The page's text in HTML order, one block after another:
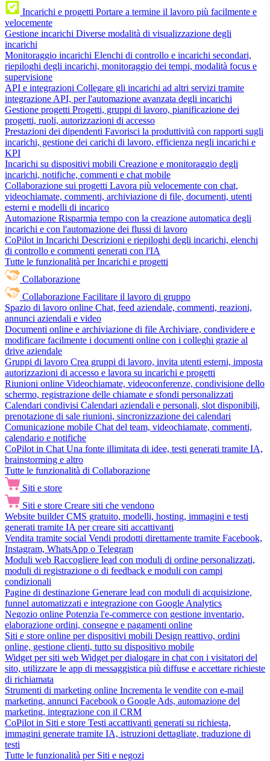
Incarichi e progetti Portare a termine il lavoro più facilmente e
velocemente
Gestione incarichi Diverse modalità di visualizzazione degli
incarichi
Monitoraggio incarichi Elenchi di controllo e incarichi secondari,
riepiloghi degli incarichi, monitoraggio dei tempi, modalità focus e
supervisione
API e integrazioni Collegare gli incarichi ad altri servizi tramite
integrazione API, per l'automazione avanzata degli incarichi
Gestione progetti Progetti, gruppi di lavoro, pianificazione dei
progetti, ruoli, autorizzazioni di accesso
Prestazioni dei dipendenti Favorisci la produttività con rapporti sugli
incarichi, gestione dei carichi di lavoro, efficienza negli incarichi e
KPI
Incarichi su dispositivi mobili Creazione e monitoraggio degli
incarichi, notifiche, commenti e chat mobile
Collaborazione sui progetti Lavora più velocemente con chat,
videochiamate, commenti, archiviazione di file, documenti, utenti
esterni e modelli di incarico
Automazione Risparmia tempo con la creazione automatica degli
incarichi e con l'automazione dei flussi di lavoro
CoPilot in Incarichi Descrizioni e riepiloghi degli incarichi, elenchi
di controllo e commenti generati con l'IA
Tutte le funzionalità per Incarichi e progetti
Collaborazione
Collaborazione Facilitare il lavoro di gruppo
Spazio di lavoro online Chat, feed aziendale, commenti, reazioni,
annunci aziendali e video
Documenti online e archiviazione di file Archiviare, condividere e
modificare facilmente i documenti online con i colleghi grazie al
drive aziendale
Gruppi di lavoro Crea gruppi di lavoro, invita utenti esterni, imposta
autorizzazioni di accesso e lavora su incarichi e progetti
Riunioni online Videochiamate, videoconferenze, condivisione dello
schermo, registrazione delle chiamate e sfondi personalizzati
Calendari condivisi Calendari aziendali e personali, slot disponibili,
prenotazione di sale riunioni, sincronizzazione dei calendari
Comunicazione mobile Chat del team, videochiamate, commenti,
calendario e notifiche
CoPilot in Chat Una fonte illimitata di idee, testi generati tramite IA,
brainstorming e altro
Tutte le funzionalità di Collaborazione
Siti e store
Siti e store Creare siti che vendono
Website builder CMS gratuito, modelli, hosting, immagini e testi
generati tramite IA per creare siti accattivanti
Vendita tramite social Vendi prodotti direttamente tramite Facebook,
Instagram, WhatsApp o Telegram
Moduli web Raccogliere lead con moduli di ordine personalizzati,
moduli di registrazione o di feedback e moduli con campi
condizionali
Pagine di destinazione Generare lead con moduli di acquisizione,
funnel automatizzati e integrazione con Google Analytics
Negozio online Potenzia l'e-commerce con gestione inventario,
elaborazione ordini, consegne e pagamenti online
Siti e store online per dispositivi mobili Design reattivo, ordini
online, gestione clienti, tutto su dispositivo mobile
Widget per siti web Widget per dialogare in chat con i visitatori del
sito, utilizzare le app di messaggistica più diffuse e accettare richieste
di richiamata
Strumenti di marketing online Incrementa le vendite con e-mail
marketing, annunci Facebook o Google Ads, automazione del
marketing, integrazione con il CRM
CoPilot in Siti e store Testi accattivanti generati su richiesta,
immagini generate tramite IA, istruzioni dettagliate, traduzione di
testi
Tutte le funzionalità per Siti e negozi